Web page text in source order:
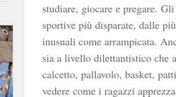
studiare, giocare e pregare.
sportive più disparate, dalle
inusuali come arrampicata.
sia a livello dilettantistico che
calcetto, pallavolo, basket,
vedere come i ragazzi